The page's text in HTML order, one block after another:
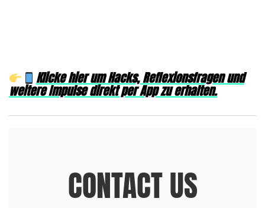
Klicke hier um Hacks, Reflexionsfragen und
weitere Impulse direkt per App zu erhalten.
CONTACT US